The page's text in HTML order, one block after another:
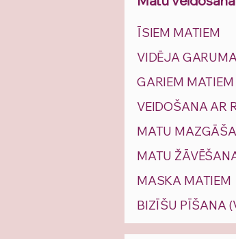
ĪSIEM MATIEM
VIDĒJA
GARIEM MATIEM
VEIDOŠANA AR
MATU
MATU
MASKA MATIEM
BIZĪŠU PĪŠANA